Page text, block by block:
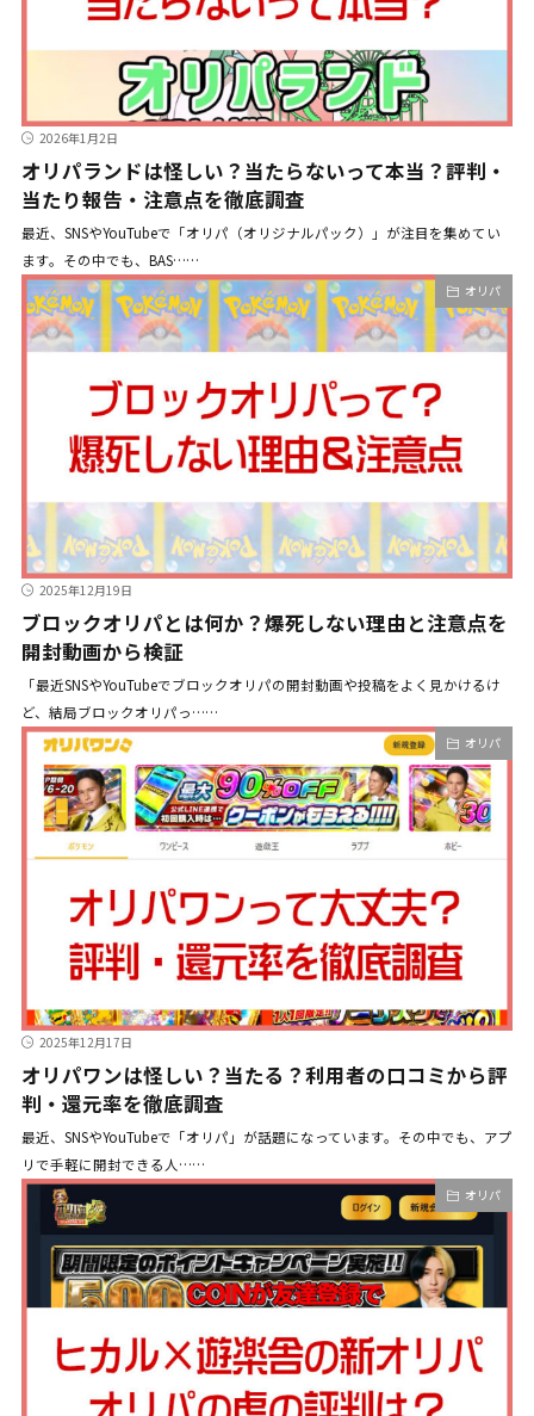
2026年1月2日
オリパランドは怪しい？当たらないって本当？評判・
当たり報告・注意点を徹底調査
最近、SNSやYouTubeで「オリパ（オリジナルパック）」が注目を集めてい
ます。その中でも、BAS……
オリパ
2025年12月19日
ブロックオリパとは何か？爆死しない理由と注意点を
開封動画から検証
「最近SNSやYouTubeでブロックオリパの開封動画や投稿をよく見かけるけ
ど、結局ブロックオリパっ……
オリパ
2025年12月17日
オリパワンは怪しい？当たる？利用者の口コミから評
判・還元率を徹底調査
最近、SNSやYouTubeで「オリパ」が話題になっています。その中でも、アプ
リで手軽に開封できる人……
オリパ